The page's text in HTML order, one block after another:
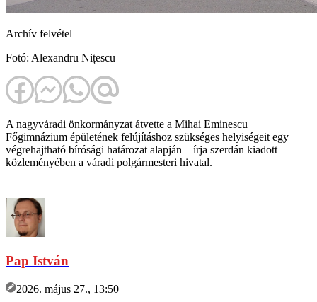
Archív felvétel
Fotó: Alexandru Nițescu
A nagyváradi önkormányzat átvette a Mihai Eminescu
Főgimnázium épületének felújításhoz szükséges helyiségeit egy
végrehajtható bírósági határozat alapján – írja szerdán kiadott
közleményében a váradi polgármesteri hivatal.
Pap István
2026. május 27., 13:50